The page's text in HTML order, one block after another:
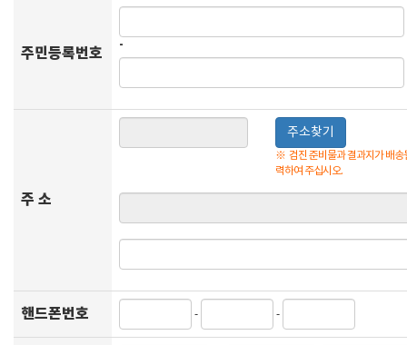
주민등록번호 -
주 소
주소찾기
※ 검진 준비물과 결과지가 배
력하여 주십시오.
핸드폰번호 - -